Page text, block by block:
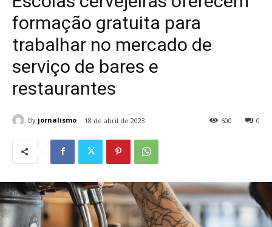
formação gratuita para
trabalhar no mercado de
serviço de bares e
restaurantes
By jornalismo 18 de abril de 2023 0
600